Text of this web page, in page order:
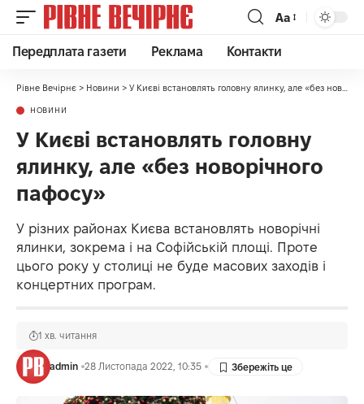
Аа
Передплата газети Реклама Контакти
Рівне Вечірнє > Новини > У Києві встановлять головну ялинку, але «без новорічного пафосу»
НОВИНИ
У Києві встановлять головну
ялинку, але «без новорічного
пафосу»
У різних районах Києва встановлять новорічні
ялинки, зокрема і на Софійській площі. Проте
цього року у столиці не буде масових заходів і
концертних програм.
admin 28 Листопада 2022, 10:35
1 хв. читання